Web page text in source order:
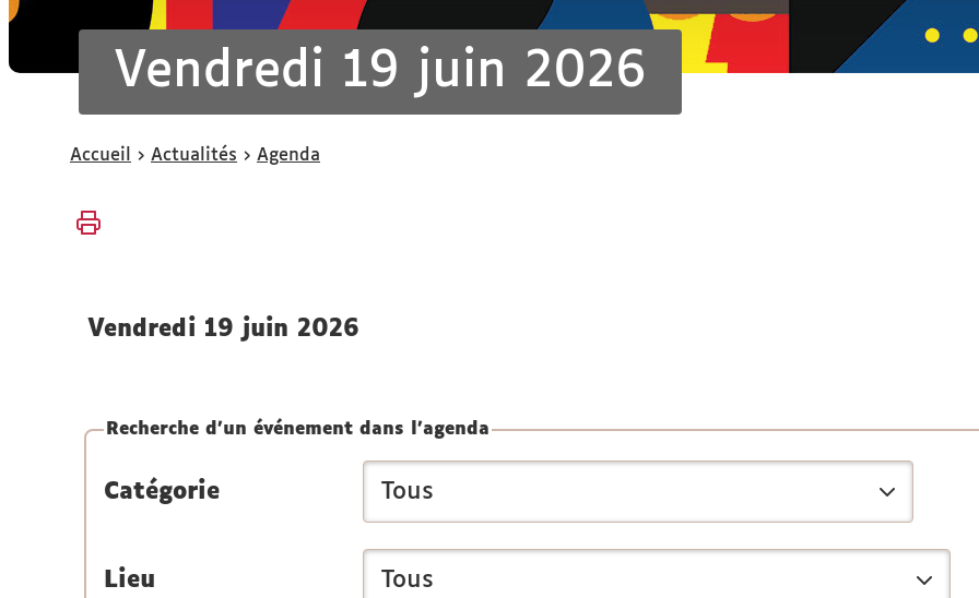
Vendredi 19 juin 2026
Vous
ici :
Accueil Actualités Agenda
vendredi 19 juin 2026
Recherche d'un événement dans l'agenda
Catégorie
Lieu